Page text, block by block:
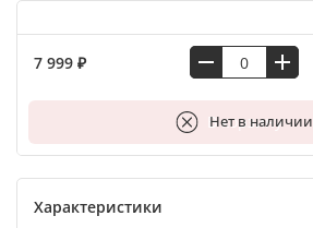
7 999 ₽
Нет в наличии
В корзину
Характеристики